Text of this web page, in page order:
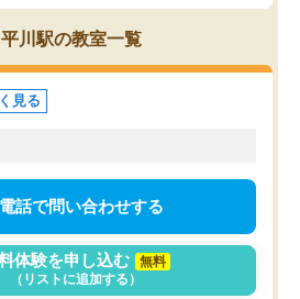
川駅の教室一覧
見る
電話で問い合わせする
体験を申し込む
無料
（リストに追加する）